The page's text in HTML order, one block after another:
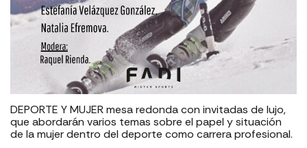
DEPORTE Y MUJER mesa redonda con invitadas de lujo,
que abordarán varios temas sobre el papel y situación
de la mujer dentro del deporte como carrera profesional.